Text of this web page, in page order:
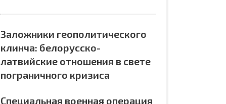
Заложники геополитического
клинча: белорусско-
латвийские отношения в свете
пограничного кризиса
Специальная военная операция